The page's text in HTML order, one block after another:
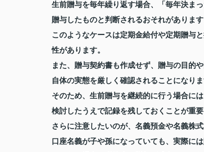
生前贈与を毎年繰り返す場合、「毎年決ま
贈与したものと判断されるおそれがあります
このようなケースは定期金給付や定期贈与
性があります。
また、贈与契約書も作成せず、贈与の目的
自体の実態を厳しく確認されることになりま
そのため、生前贈与を継続的に行う場合に
検討したうえで記録を残しておくことが重要
さらに注意したいのが、名義預金や名義株
口座名義が子や孫になっていても、実際に